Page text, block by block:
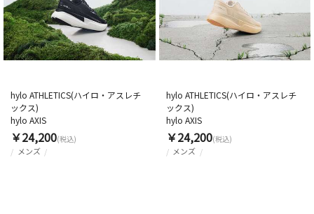
メンズ
hylo ATHLETICS(ハイロ・アスレチ
ックス)
hylo AXIS
￥24,200(税込)
メンズ
hylo ATHLETICS(ハイロ・アスレチ
ックス)
hylo AXIS
￥24,200(税込)